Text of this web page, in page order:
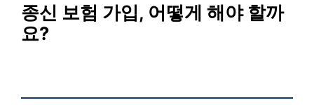
종신 보험 가입, 어떻게 해야 할까
요?